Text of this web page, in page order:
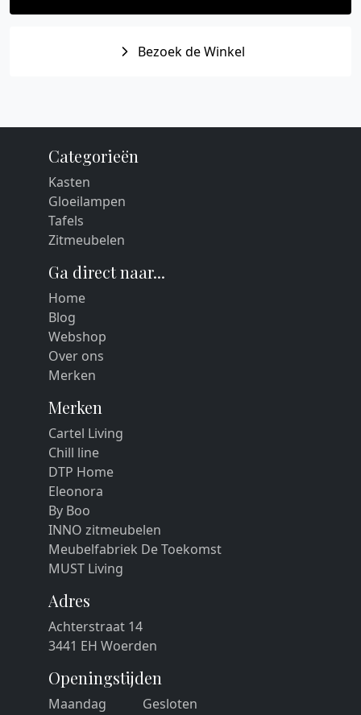
Bezoek de Winkel
Categorieën
Kasten
Gloeilampen
Tafels
Zitmeubelen
Ga direct naar...
Home
Blog
Webshop
Over ons
Merken
Merken
Cartel Living
Chill line
DTP Home
Eleonora
By Boo
INNO zitmeubelen
Meubelfabriek De Toekomst
MUST Living
Adres
Achterstraat 14
3441 EH Woerden
Openingstijden
Maandag
Gesloten